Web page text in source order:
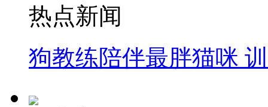
热点新闻
狗教练陪伴最胖猫咪